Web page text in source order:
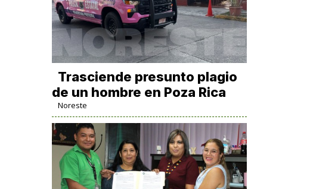
Trasciende presunto plagio
de un hombre en Poza Rica
Noreste